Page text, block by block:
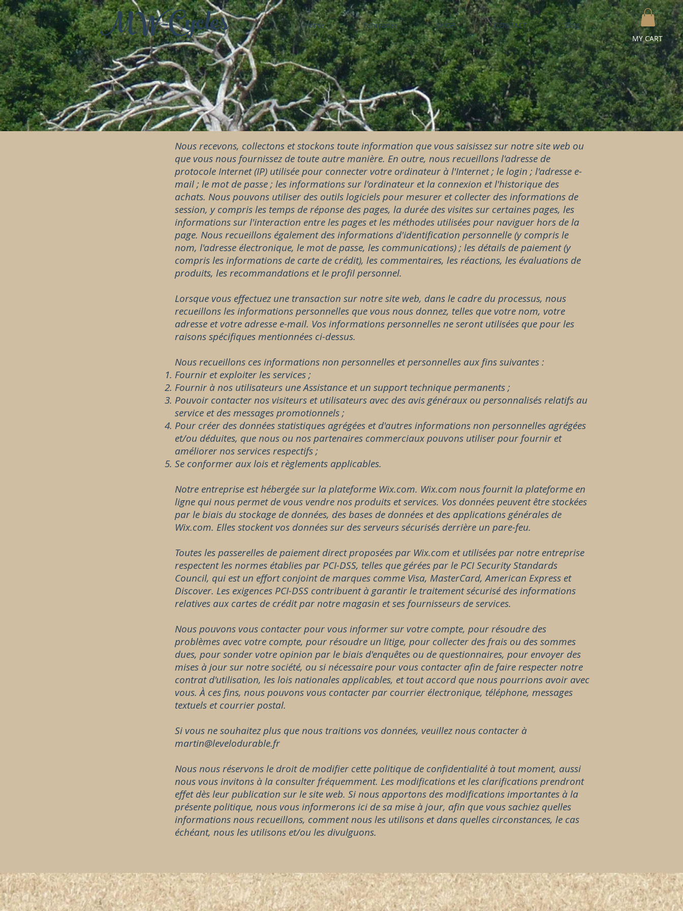
MY CART
MW-Cycles Home Fahrräder SHOP CONTACT Blog
Nous recevons, collectons et stockons toute information que vous saisissez sur notre site web ou
que vous nous fournissez de toute autre manière. En outre, nous recueillons l'adresse de
protocole Internet (IP) utilisée pour connecter votre ordinateur à l'Internet ; le login ; l'adresse e-
mail ; le mot de passe ; les informations sur l'ordinateur et la connexion et l'historique des
achats. Nous pouvons utiliser des outils logiciels pour mesurer et collecter des informations de
session, y compris les temps de réponse des pages, la durée des visites sur certaines pages, les
informations sur l'interaction entre les pages et les méthodes utilisées pour naviguer hors de la
page. Nous recueillons également des informations d'identification personnelle (y compris le
nom, l'adresse électronique, le mot de passe, les communications) ; les détails de paiement (y
compris les informations de carte de crédit), les commentaires, les réactions, les évaluations de
produits, les recommandations et le profil personnel.
Lorsque vous effectuez une transaction sur notre site web, dans le cadre du processus, nous
recueillons les informations personnelles que vous nous donnez, telles que votre nom, votre
adresse et votre adresse e-mail. Vos informations personnelles ne seront utilisées que pour les
raisons spécifiques mentionnées ci-dessus.
Nous recueillons ces informations non personnelles et personnelles aux fins suivantes :
Fournir et exploiter les services ;
Fournir à nos utilisateurs une Assistance et un support technique permanents ;
Pouvoir contacter nos visiteurs et utilisateurs avec des avis généraux ou personnalisés relatifs au
service et des messages promotionnels ;
Pour créer des données statistiques agrégées et d'autres informations non personnelles agrégées
et/ou déduites, que nous ou nos partenaires commerciaux pouvons utiliser pour fournir et
améliorer nos services respectifs ;
Se conformer aux lois et règlements applicables.
Notre entreprise est hébergée sur la plateforme Wix.com. Wix.com nous fournit la plateforme en
ligne qui nous permet de vous vendre nos produits et services. Vos données peuvent être stockées
par le biais du stockage de données, des bases de données et des applications générales de
Wix.com. Elles stockent vos données sur des serveurs sécurisés derrière un pare-feu.
Toutes les passerelles de paiement direct proposées par Wix.com et utilisées par notre entreprise
respectent les normes établies par PCI-DSS, telles que gérées par le PCI Security Standards
Council, qui est un effort conjoint de marques comme Visa, MasterCard, American Express et
Discover. Les exigences PCI-DSS contribuent à garantir le traitement sécurisé des informations
relatives aux cartes de crédit par notre magasin et ses fournisseurs de services.
Nous pouvons vous contacter pour vous informer sur votre compte, pour résoudre des
problèmes avec votre compte, pour résoudre un litige, pour collecter des frais ou des sommes
dues, pour sonder votre opinion par le biais d'enquêtes ou de questionnaires, pour envoyer des
mises à jour sur notre société, ou si nécessaire pour vous contacter afin de faire respecter notre
contrat d'utilisation, les lois nationales applicables, et tout accord que nous pourrions avoir avec
vous. À ces fins, nous pouvons vous contacter par courrier électronique, téléphone, messages
textuels et courrier postal.
Si vous ne souhaitez plus que nous traitions vos données, veuillez nous contacter à
martin@levelodurable.fr
Nous nous réservons le droit de modifier cette politique de confidentialité à tout moment, aussi
nous vous invitons à la consulter fréquemment. Les modifications et les clarifications prendront
effet dès leur publication sur le site web. Si nous apportons des modifications importantes à la
présente politique, nous vous informerons ici de sa mise à jour, afin que vous sachiez quelles
informations nous recueillons, comment nous les utilisons et dans quelles circonstances, le cas
échéant, nous les utilisons et/ou les divulguons.